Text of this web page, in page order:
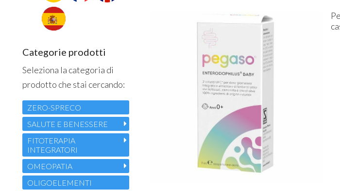
Categorie prodotti
Seleziona la categoria di
prodotto che stai cercando:
ZERO-SPRECO
SALUTE E BENESSERE
FITOTERAPIA
INTEGRATORI
OMEOPATIA
OLIGOELEMENTI